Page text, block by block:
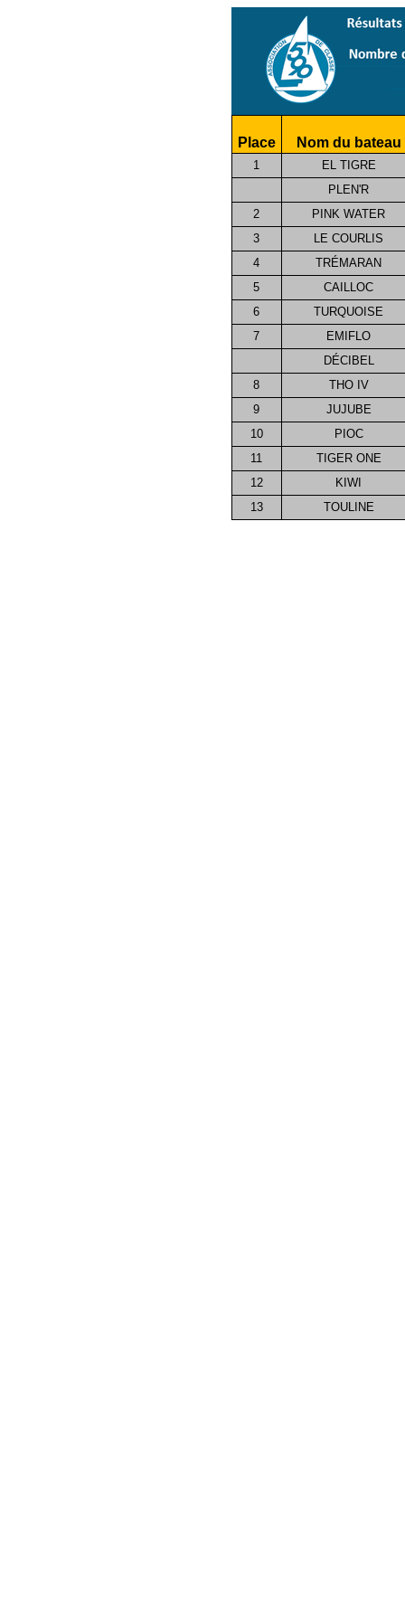
Place Nom du bateau
1
EL TIGRE
PLEN'R
2
PINK WATER
3
LE COURLIS
4
TRÉMARAN
5
CAILLOC
6
TURQUOISE
7
EMIFLO
DÉCIBEL
8
THO IV
9
JUJUBE
10
PIOC
11
TIGER ONE
12
KIWI
13
TOULINE